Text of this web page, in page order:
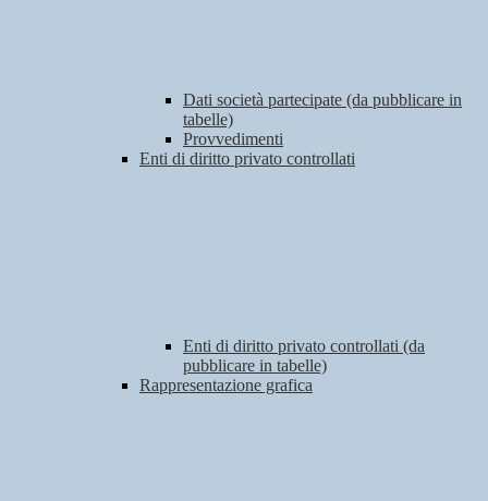
Dati società partecipate (da pubblicare in
tabelle)
Provvedimenti
Enti di diritto privato controllati
Enti di diritto privato controllati (da
pubblicare in tabelle)
Rappresentazione grafica